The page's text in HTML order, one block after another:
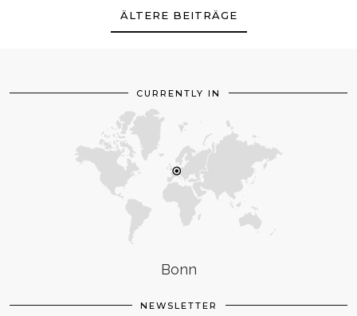
ÄLTERE BEITRÄGE
CURRENTLY IN
Bonn
NEWSLETTER